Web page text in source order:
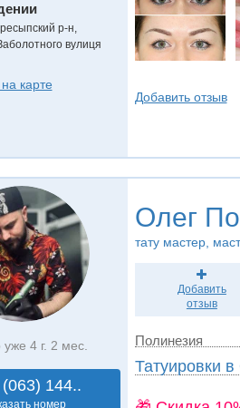
р-н,
вулиця
карте
Добавить отзыв
4 г. 2 мес.
144..
номер
Олег
тату мастер,
Добавить
отзыв
Полинезия
Татуировки